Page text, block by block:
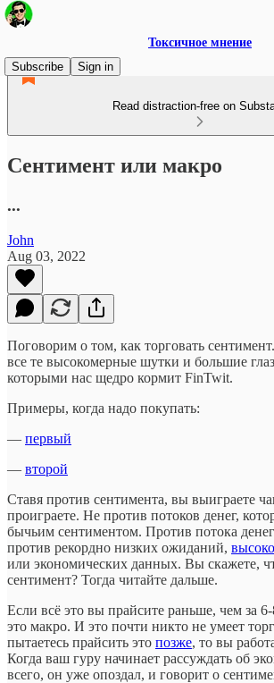
Токсичное мнение
Subscribe
Sign in
Read distraction-free on
Сентимент или макро
...
John
Aug 03, 2022
Поговорим о том, как торговать
все те высокомерные шутки и большие
которыми нас щедро кормит FinTwit.
Примеры, когда надо покупать:
— первый
— второй
Ставя против сентимента, вы выиграете
проиграете. Не против потоков денег,
бычьим сентиментом. Против потока
против рекордно низких ожиданий,
или экономических данных. Вы скажете,
сентимент? Тогда читайте дальше.
Если всё это вы прайсите раньше, чем за
это макро. И это почти никто не умеет
пытаетесь прайсить это позже, то вы
Когда ваш гуру начинает рассуждать об
всего, он уже опоздал, и говорит о